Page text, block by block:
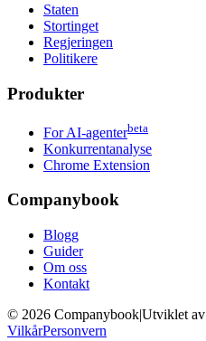
Staten
Stortinget
Regjeringen
Politikere
Produkter
For AI-agenterbeta
Konkurrentanalyse
Chrome Extension
Companybook
Blogg
Guider
Om oss
Kontakt
© 2026 Companybook|Utviklet av
VilkårPersonvern